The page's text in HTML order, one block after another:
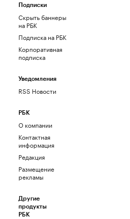
Подписки
Скрыть баннеры
на РБК
Подписка на РБК
Корпоративная
подписка
Уведомления
RSS Новости
РБК
О компании
Контактная
информация
Редакция
Размещение
рекламы
Другие
продукты
РБК